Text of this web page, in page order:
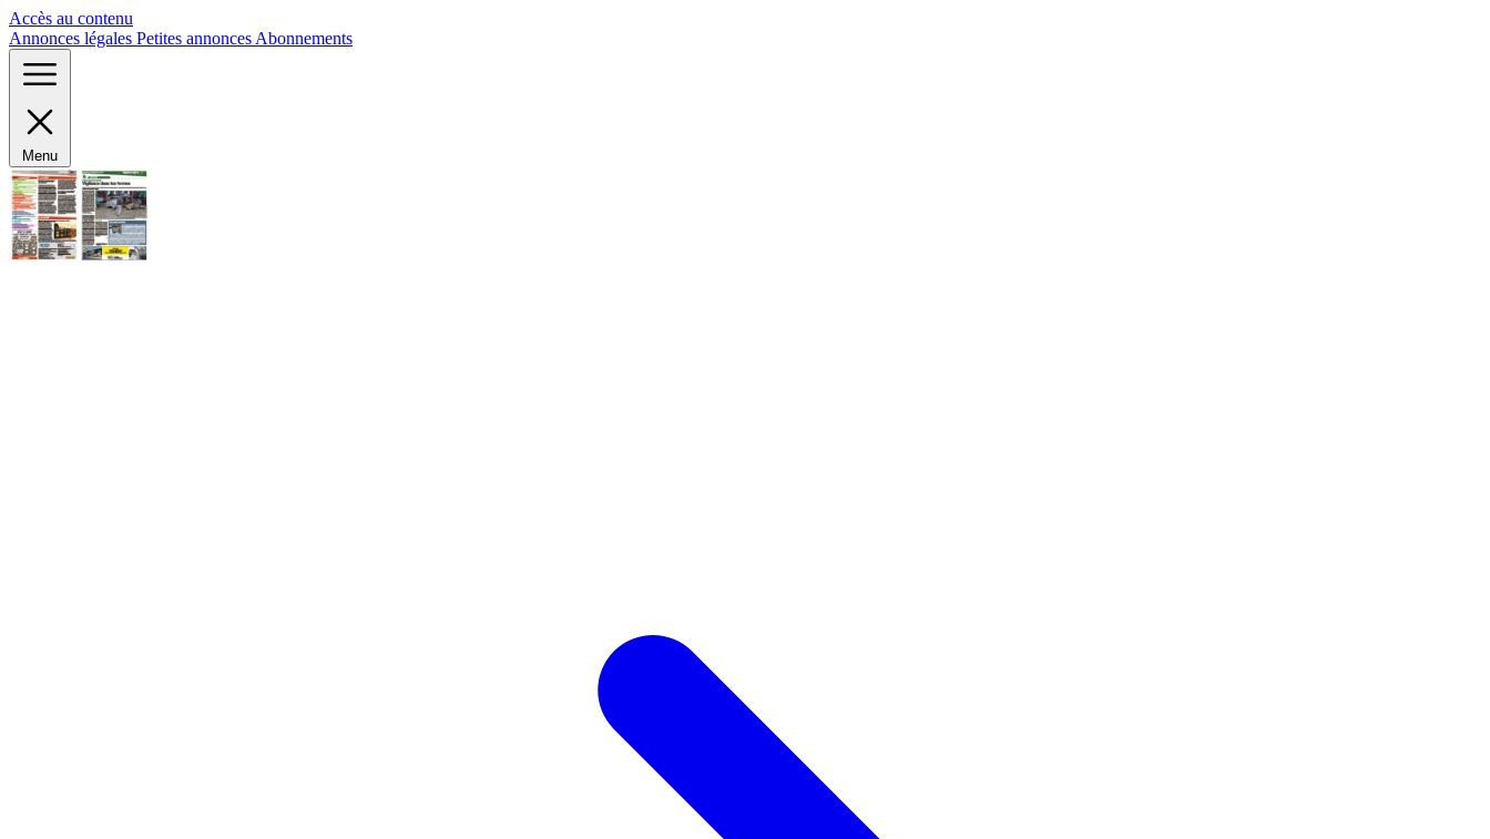
Accès au contenu
Annonces légales Petites annonces Abonnements
Menu
Panneau de gestion des cookies